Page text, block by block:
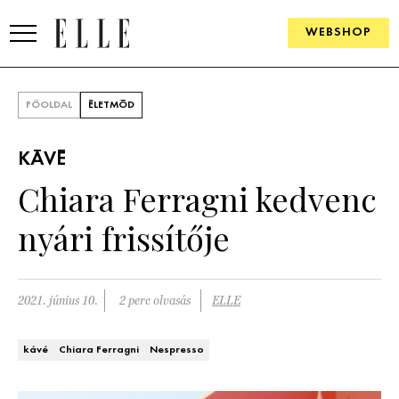
WEBSHOP
SZÉPSÉG
KULTÚRA
PSZICHÉ
ÉLETMÓD
FŐOLDAL ÉLETMÓD
KÁVÉ
Chiara Ferragni kedvenc
nyári frissítője
2021. június 10. 2 perc olvasás ELLE
kávé Chiara Ferragni Nespresso